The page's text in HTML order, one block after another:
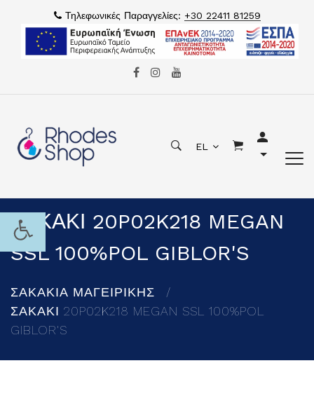
Τηλεφωνικές Παραγγελίες: +30 22411 81259
EL
ΣΑΚΑΚΙ 20P02K218 MEGAN
SSL 100%POL GIBLOR'S
ΣΑΚΑΚΙΑ ΜΑΓΕΙΡΙΚΗΣ
ΣΑΚΑΚΙ 20P02K218 MEGAN SSL 100%POL
GIBLOR'S